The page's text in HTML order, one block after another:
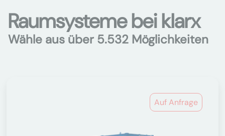
Raumsysteme bei klarx
Wähle aus über 5.532 Möglichkeiten
Auf Anfrage